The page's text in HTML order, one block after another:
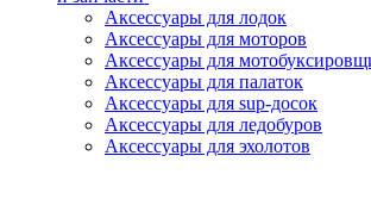
Аксессуары для лодок
Аксессуары для моторов
Аксессуары для
Аксессуары для палаток
Аксессуары для sup-досок
Аксессуары для ледобуров
Аксессуары для эхолотов